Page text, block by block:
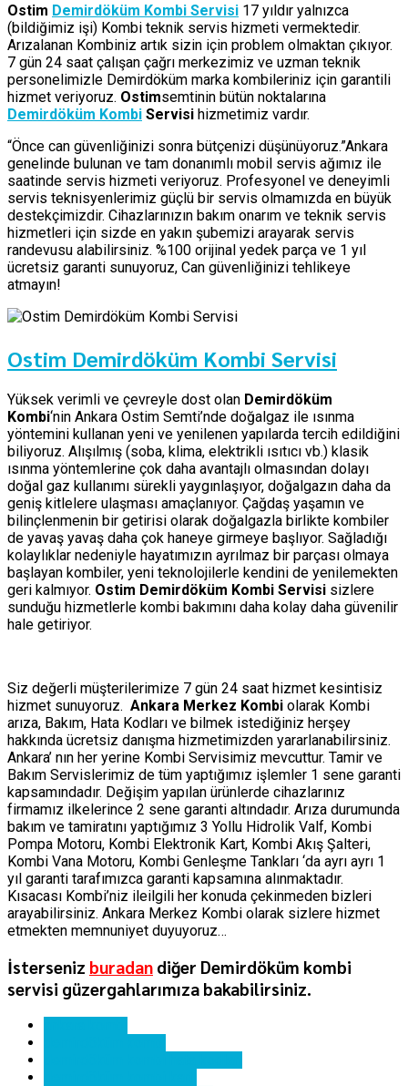
Ostim Demirdöküm Kombi Servisi 17 yıldır yalnızca
(bildiğimiz işi) Kombi teknik servis hizmeti vermektedir.
Arızalanan Kombiniz artık sizin için problem olmaktan çıkıyor.
7 gün 24 saat çalışan çağrı merkezimiz ve uzman teknik
personelimizle Demirdöküm marka kombileriniz için garantili
hizmet veriyoruz. Ostimsemtinin bütün noktalarına
Demirdöküm Kombi Servisi hizmetimiz vardır.
“Önce can güvenliğinizi sonra bütçenizi düşünüyoruz.”Ankara
genelinde bulunan ve tam donanımlı mobil servis ağımız ile
saatinde servis hizmeti veriyoruz. Profesyonel ve deneyimli
servis teknisyenlerimiz güçlü bir servis olmamızda en büyük
destekçimizdir. Cihazlarınızın bakım onarım ve teknik servis
hizmetleri için sizde en yakın şubemizi arayarak servis
randevusu alabilirsiniz. %100 orijinal yedek parça ve 1 yıl
ücretsiz garanti sunuyoruz, Can güvenliğinizi tehlikeye
atmayın!
Ostim Demirdöküm Kombi Servisi
Yüksek verimli ve çevreyle dost olan Demirdöküm
Kombi‘nin Ankara Ostim Semti’nde doğalgaz ile ısınma
yöntemini kullanan yeni ve yenilenen yapılarda tercih edildiğini
biliyoruz. Alışılmış (soba, klima, elektrikli ısıtıcı vb.) klasik
ısınma yöntemlerine çok daha avantajlı olmasından dolayı
doğal gaz kullanımı sürekli yaygınlaşıyor, doğalgazın daha da
geniş kitlelere ulaşması amaçlanıyor. Çağdaş yaşamın ve
bilinçlenmenin bir getirisi olarak doğalgazla birlikte kombiler
de yavaş yavaş daha çok haneye girmeye başlıyor. Sağladığı
kolaylıklar nedeniyle hayatımızın ayrılmaz bir parçası olmaya
başlayan kombiler, yeni teknolojilerle kendini de yenilemekten
geri kalmıyor. Ostim Demirdöküm Kombi Servisi sizlere
sunduğu hizmetlerle kombi bakımını daha kolay daha güvenilir
hale getiriyor.
Siz değerli müşterilerimize 7 gün 24 saat hizmet kesintisiz
hizmet sunuyoruz. Ankara Merkez Kombi olarak Kombi
arıza, Bakım, Hata Kodları ve bilmek istediğiniz herşey
hakkında ücretsiz danışma hizmetimizden yararlanabilirsiniz.
Ankara’ nın her yerine Kombi Servisimiz mevcuttur. Tamir ve
Bakım Servislerimiz de tüm yaptığımız işlemler 1 sene garanti
kapsamındadır. Değişim yapılan ürünlerde cihazlarınız
firmamız ilkelerince 2 sene garanti altındadır. Arıza durumunda
bakım ve tamiratını yaptığımız 3 Yollu Hidrolik Valf, Kombi
Pompa Motoru, Kombi Elektronik Kart, Kombi Akış Şalteri,
Kombi Vana Motoru, Kombi Genleşme Tankları ‘da ayrı ayrı 1
yıl garanti tarafımızca garanti kapsamına alınmaktadır.
Kısacası Kombi’niz ileilgili her konuda çekinmeden bizleri
arayabilirsiniz. Ankara Merkez Kombi olarak sizlere hizmet
etmekten memnuniyet duyuyoruz…
İsterseniz buradan diğer Demirdöküm kombi
servisi güzergahlarımıza bakabilirsiniz.